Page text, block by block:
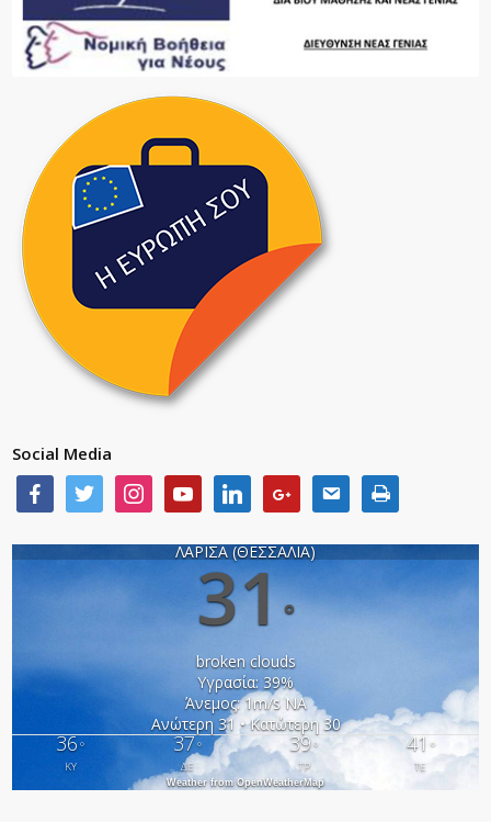
Social Media
ΛΑΡΙΣΑ (ΘΕΣΣΑΛΙΑ)
31°
broken clouds
Υγρασία: 39%
Άνεμος: 1m/s ΝΑ
Ανώτερη 31 • Κατώτερη 30
36°
ΚΥ
37°
ΔΕ
39°
ΤΡ
41°
ΤΕ
Weather from OpenWeatherMap